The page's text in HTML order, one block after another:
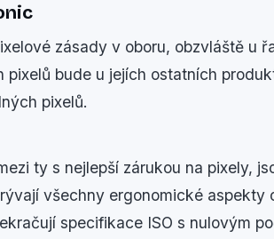
zásady v oboru, obzvláště u
bude u jejích ostatních
pixelů.
ty s nejlepší zárukou na pixely,
všechny ergonomické aspekty
specifikace ISO s nulovým